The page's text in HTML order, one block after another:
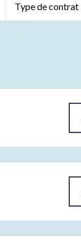
Type de contrat